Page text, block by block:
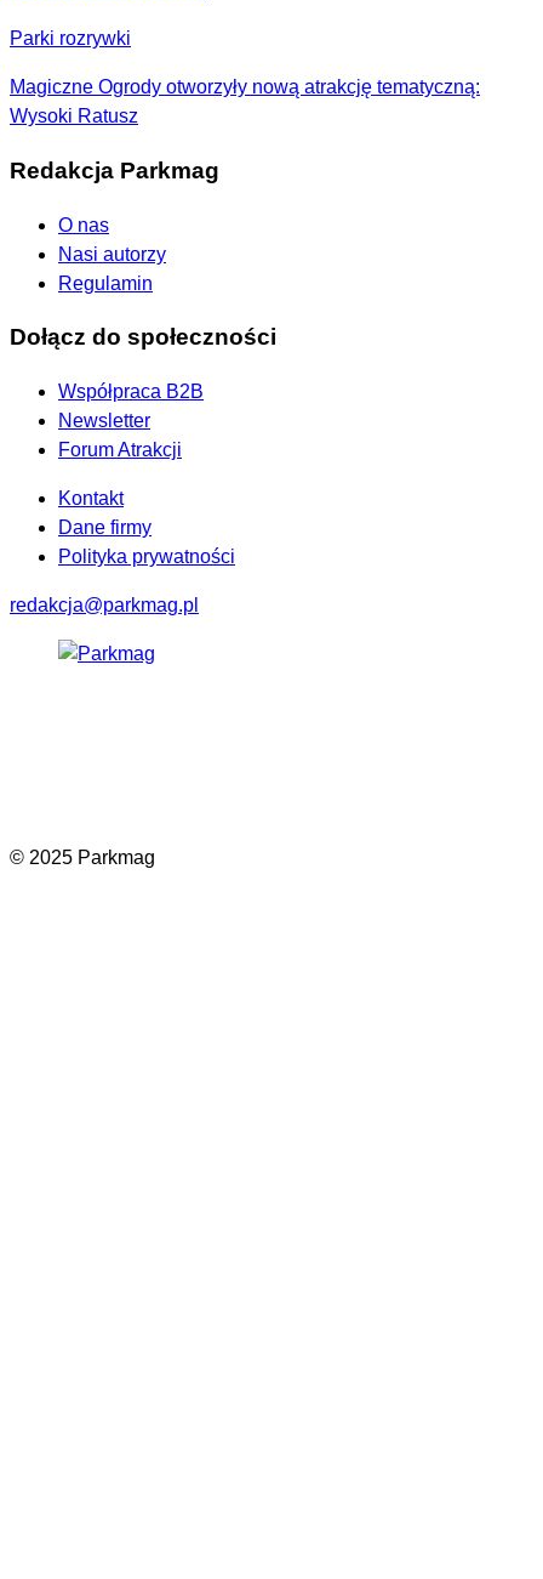
Parki rozrywki
Magiczne Ogrody otworzyły nową atrakcję tematyczną:
Wysoki Ratusz
Redakcja Parkmag
O nas
Nasi autorzy
Regulamin
Dołącz do społeczności
Współpraca B2B
Newsletter
Forum Atrakcji
Kontakt
Dane firmy
Polityka prywatności
redakcja@parkmag.pl
© 2025 Parkmag